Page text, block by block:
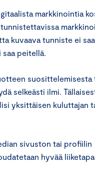
markkinointia
kuvaava tunniste ei
peitellä.
suosittelemisesta
selkeästi ilmi.
yksittäisen kuluttajan
sivuston tai profiilin
hyvää